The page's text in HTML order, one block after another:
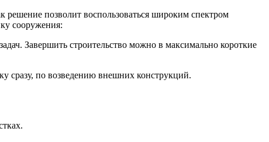
позволит воспользоваться широким спектром
сооружения:
Завершить строительство можно в максимально короткие
сразу, по возведению внешних конструкций.